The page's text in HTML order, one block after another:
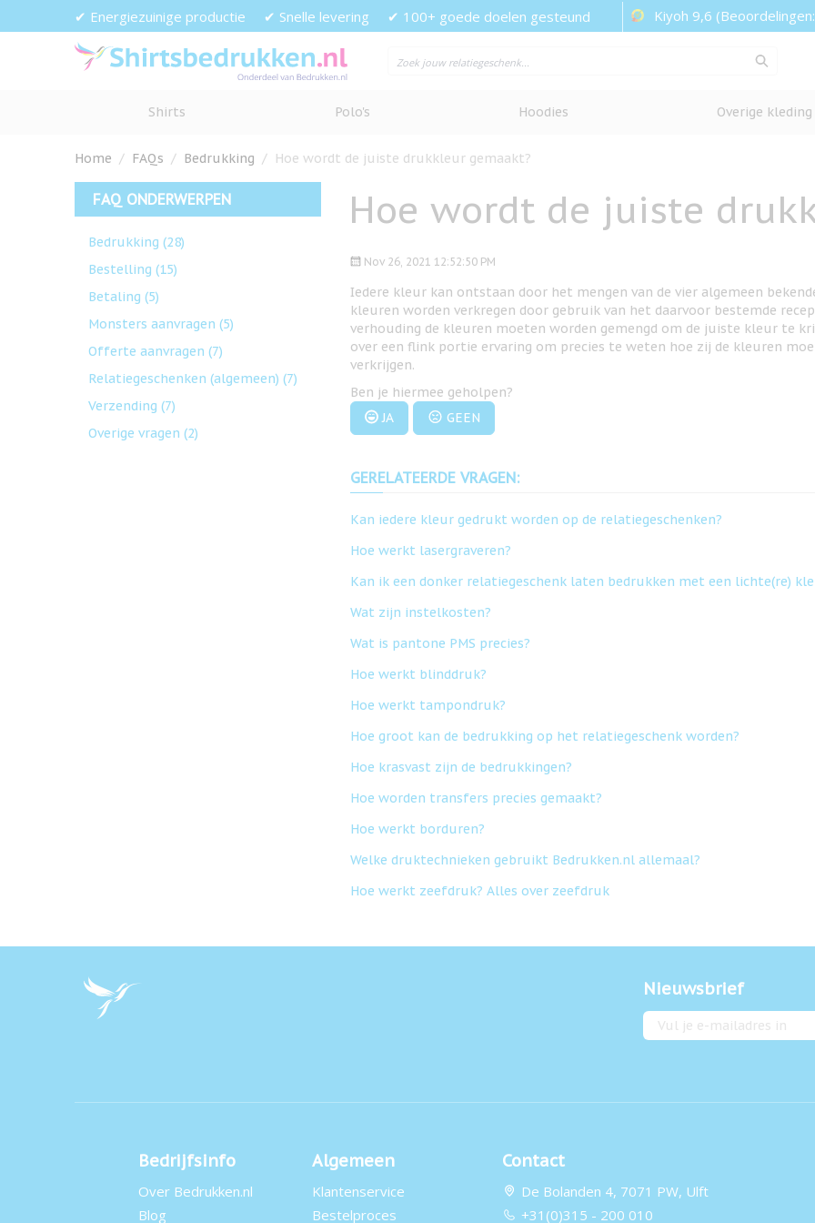
Ga naar de inhoud✔ Energiezuinige productie ✔ Snelle levering ✔ 100+ goede doelen gesteund Kiyoh 9,6
Shirts Polo's Hoodies Overige kleding
Home / FAQs / Bedrukking / Hoe wordt de juiste drukkleur gemaakt?
Hoe wordt de juiste
Nov 26, 2021 12:52:50 PM
Iedere kleur kan ontstaan door het mengen van de vier algemeen
kleuren worden verkregen door gebruik van het daarvoor bestemde
verhouding de kleuren moeten worden gemengd om de juiste kleur te
over een flink portie ervaring om precies te weten hoe zij de kleuren
verkrijgen.
Ben je hiermee geholpen?
JA
GEEN
GERELATEERDE VRAGEN:
Kan iedere kleur gedrukt worden op de relatiegeschenken?
Hoe werkt lasergraveren?
Kan ik een donker relatiegeschenk laten bedrukken met een lichte(re)
Wat zijn instelkosten?
Wat is pantone PMS precies?
Hoe werkt blinddruk?
Hoe werkt tampondruk?
Hoe groot kan de bedrukking op het relatiegeschenk worden?
Hoe krasvast zijn de bedrukkingen?
Hoe worden transfers precies gemaakt?
Hoe werkt borduren?
Welke druktechnieken gebruikt Bedrukken.nl allemaal?
Hoe werkt zeefdruk? Alles over zeefdruk
FAQ ONDERWERPEN
Bedrukking (28)
Bestelling (15)
Betaling (5)
Monsters aanvragen (5)
Offerte aanvragen (7)
Relatiegeschenken (algemeen) (7)
Verzending (7)
Overige vragen (2)
Nieuwsbrief
E-mailadres
Bedrijfsinfo
Over Bedrukken.nl
Blog
Algemeen
Klantenservice
Bestelproces
Contact
De Bolanden 4, 7071 PW, Ulft
+31(0)315 - 200 010